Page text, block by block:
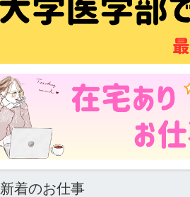
新着のお仕事